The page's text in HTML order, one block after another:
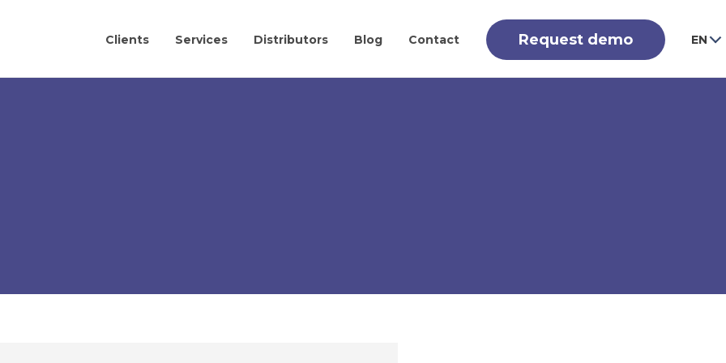
Clients Services Distributors Blog Contact Request demo EN